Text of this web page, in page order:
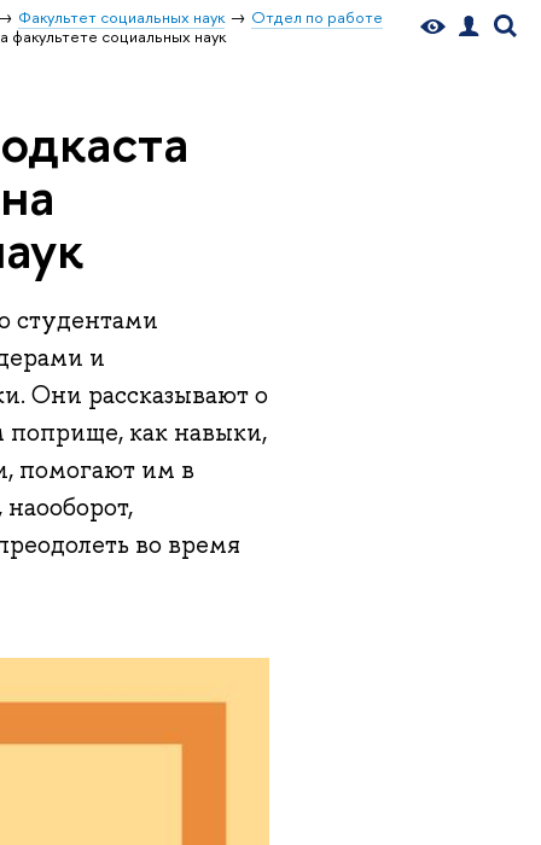
Факультет социальных наук
Отдел по работе
социальных наук
студентами
и
Они рассказывают о
поприще, как навыки,
помогают им в
во время